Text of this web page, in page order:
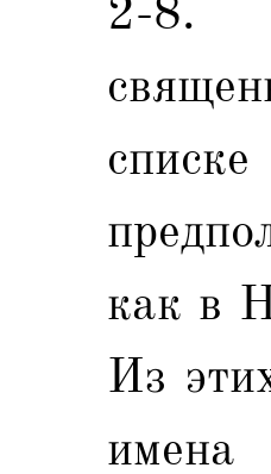
2-8.
как в
Из